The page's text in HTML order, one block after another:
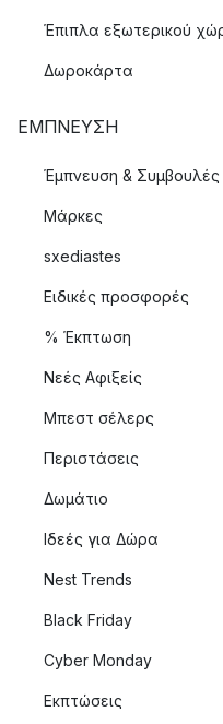
Έπιπλα εξωτερικού
Δωροκάρτα
ΈΜΠΝΕΥΣΗ
Έμπνευση & Συμβουλές
Μάρκες
sxediastes
Ειδικές προσφορές
% Έκπτωση
Νεές Αφιξείς
Μπεστ σέλερς
Περιστάσεις
Δωμάτιο
Ιδεές για Δώρα
Nest Trends
Black Friday
Cyber Monday
Εκπτώσεις